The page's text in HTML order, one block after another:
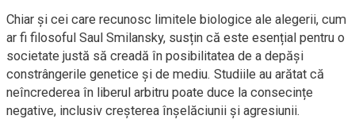
Chiar și cei care recunosc limitele biologice ale alegerii, cum
ar fi filosoful Saul Smilansky, susțin că este esențial pentru o
societate justă să creadă în posibilitatea de a depăși
constrângerile genetice și de mediu. Studiile au arătat că
neîncrederea în liberul arbitru poate duce la consecințe
negative, inclusiv creșterea înșelăciunii și agresiunii.